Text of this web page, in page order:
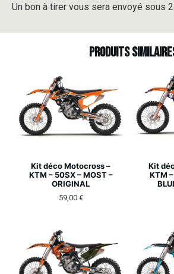
Un bon à tirer vous sera envoyé sous
Produits
Kit déco Motocross –
KTM – 50SX – MOST –
ORIGINAL
59,00 €
Kit
KTM